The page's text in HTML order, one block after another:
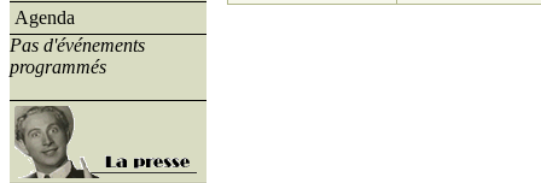
Agenda
Pas d'événements
programmés